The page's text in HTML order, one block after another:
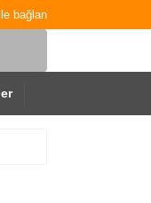
bağlan